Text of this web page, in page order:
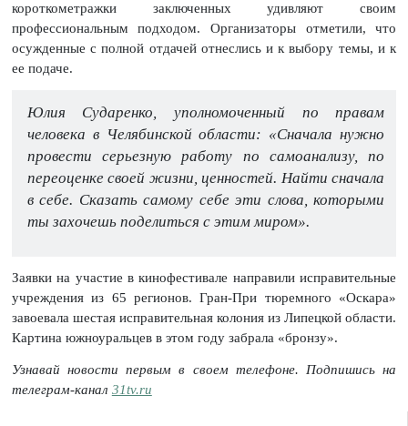
короткометражки заключенных удивляют своим
профессиональным подходом. Организаторы отметили, что
осужденные с полной отдачей отнеслись и к выбору темы, и к
ее подаче.
Юлия Сударенко, уполномоченный по правам
человека в Челябинской области: «Сначала нужно
провести серьезную работу по самоанализу, по
переоценке своей жизни, ценностей. Найти сначала
в себе. Сказать самому себе эти слова, которыми
ты захочешь поделиться с этим миром».
Заявки на участие в кинофестивале направили исправительные
учреждения из 65 регионов. Гран-При тюремного «Оскара»
завоевала шестая исправительная колония из Липецкой области.
Картина южноуральцев в этом году забрала «бронзу».
Узнавай новости первым в своем телефоне. Подпишись на
телеграм-канал 31tv.ru